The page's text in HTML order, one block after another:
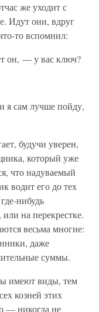
же уходит с
Идут они, вдруг
то вспомнил:
он, — у вас ключ?
я сам лучше пойду,
будучи уверен,
который уже
что надуваемый
водит его до тех
нибудь
на перекрестке.
весьма многие:
даже
суммы.
имеют виды, тем
козней этих
— никогда не